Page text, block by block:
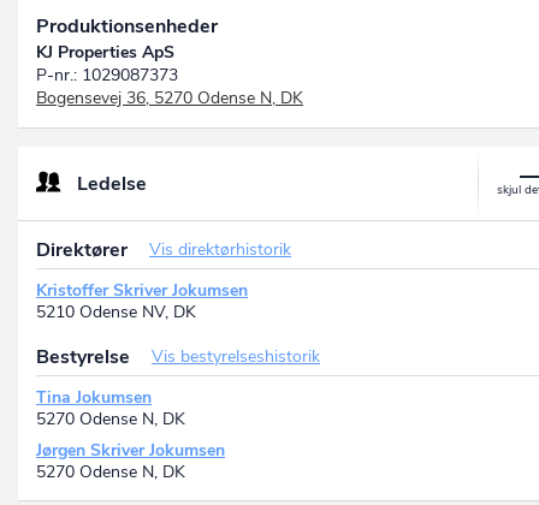
Produktionsenheder
KJ Properties ApS
P-nr.: 1029087373
Bogensevej 36, 5270 Odense N, DK
Ledelse
Direktører
Vis direktørhistorik
Kristoffer Skriver Jokumsen
5210 Odense NV, DK
Bestyrelse
Vis bestyrelseshistorik
Tina Jokumsen
5270 Odense N, DK
Jørgen Skriver Jokumsen
5270 Odense N, DK